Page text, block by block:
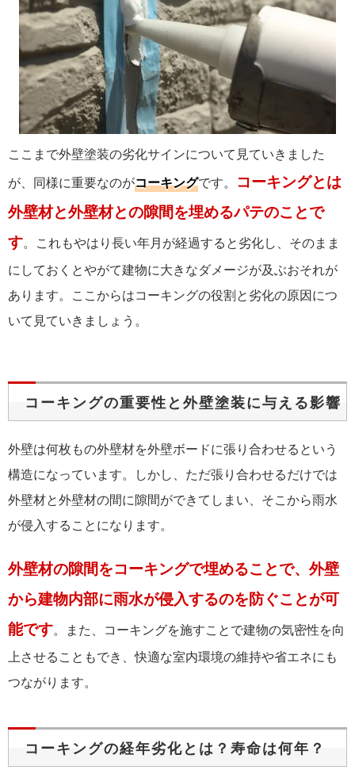
ここまで外壁塗装の劣化サインについて見ていきました
が、同様に重要なのがコーキングです。
コーキングとは
外壁材と外壁材との隙間を埋めるパテのことで
す。これもやはり長い年月が経過すると劣化し、そのまま
にしておくとやがて建物に大きなダメージが及ぶおそれが
あります。ここからはコーキングの役割と劣化の原因につ
いて見ていきましょう。
コーキングの重要性と外壁塗装に与える影響
外壁は何枚もの外壁材を外壁ボードに張り合わせるという
構造になっています。しかし、ただ張り合わせるだけでは
外壁材と外壁材の間に隙間ができてしまい、そこから雨水
が侵入することになります。
外壁材の隙間をコーキングで埋めることで、外壁
から建物内部に雨水が侵入するのを防ぐことが可
能です。また、コーキングを施すことで建物の気密性を向
上させることもでき、快適な室内環境の維持や省エネにも
つながります。
コーキングの経年劣化とは？寿命は何年？